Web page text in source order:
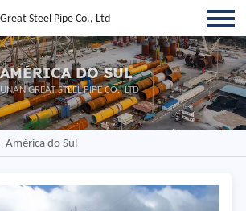
Steel Pipe Co., Ltd
AMÉRICA DO SUL
GREAT STEEL PIPE CO., LTD
América do Sul